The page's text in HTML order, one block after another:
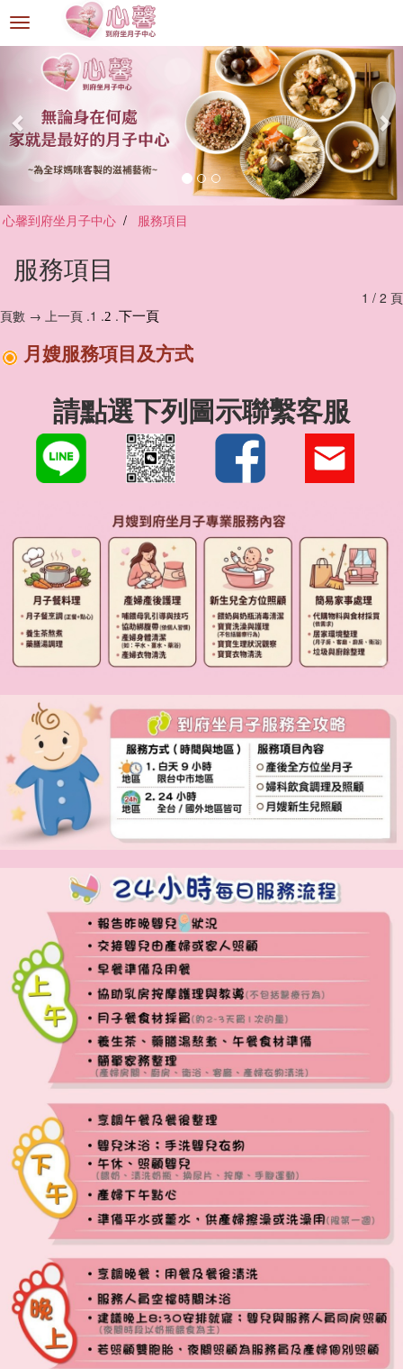
選
單
心馨到府坐月子中心 服務項目
服務項目
1 / 2 頁
頁數 → 上一頁 .1 .2 .下一頁
月嫂服務項目及方式
請點選下列圖示聯繫客服